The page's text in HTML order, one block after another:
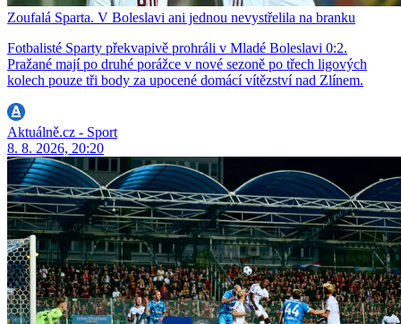
Zoufalá Sparta. V Boleslavi ani jednou nevystřelila na branku
Fotbalisté Sparty překvapivě prohráli v Mladé Boleslavi 0:2.
Pražané mají po druhé porážce v nové sezoně po třech ligových
kolech pouze tři body za upocené domácí vítězství nad Zlínem.
Aktuálně.cz - Sport
8. 8. 2026, 20:20